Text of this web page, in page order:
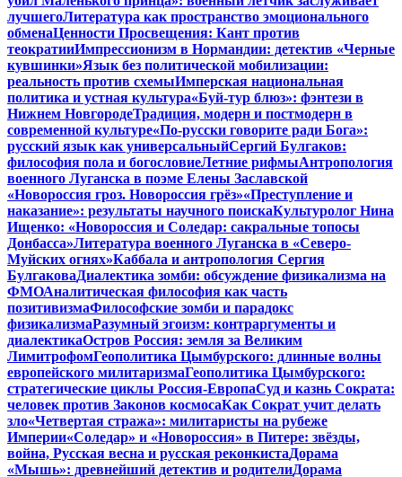
лучшегоЛитература как пространство эмоционального
обменаЦенности Просвещения: Кант против
теократииИмпрессионизм в Нормандии: детектив «Черные
кувшинки»Язык без политической мобилизации:
реальность против схемыИмперская национальная
политика и устная культура«Буй-тур блюз»: фэнтези в
Нижнем НовгородеТрадиция, модерн и постмодерн в
современной культуре«По-русски говорите ради Бога»:
русский язык как универсальныйСергий Булгаков:
философия пола и богословиеЛетние рифмыАнтропология
военного Луганска в поэме Елены Заславской
«Новороссия гроз. Новороссия грёз»«Преступление и
наказание»: результаты научного поискаКультуролог Нина
Ищенко: «Новороссия и Соледар: сакральные топосы
Донбасса»Литература военного Луганска в «Северо-
Муйских огнях»Каббала и антропология Сергия
БулгаковаДиалектика зомби: обсуждение физикализма на
ФМОАналитическая философия как часть
позитивизмаФилософские зомби и парадокс
физикализмаРазумный эгоизм: контраргументы и
диалектикаОстров Россия: земля за Великим
ЛимитрофомГеополитика Цымбурского: длинные волны
европейского милитаризмаГеополитика Цымбурского:
стратегические циклы Россия-ЕвропаСуд и казнь Сократа:
человек против Законов космосаКак Сократ учит делать
зло«Четвертая стража»: милитаристы на рубеже
Империи«Соледар» и «Новороссия» в Питере: звёзды,
война, Русская весна и русская реконкистаДорама
«Мышь»: древнейший детектив и родителиДорама